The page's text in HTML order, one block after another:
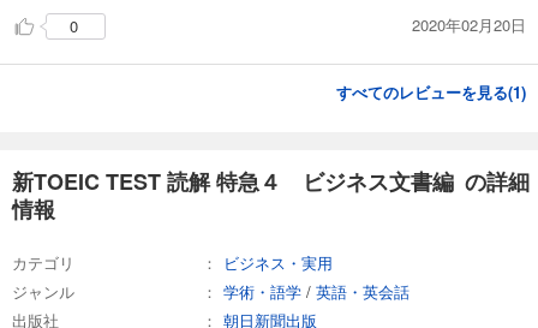
0 2020年02月20日
すべてのレビューを見る(1)
新TOEIC TEST 読解 特急４ ビジネス文書編 の詳細
情報
カテゴリ
ビジネス・実用
ジャンル
学術・語学 / 英語・英会話
出版社
朝日新聞出版